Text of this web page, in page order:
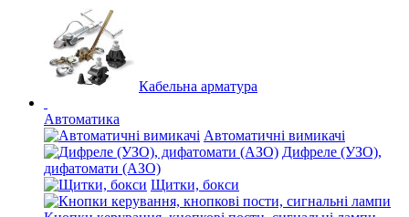
Кабельна арматура
Автоматика
Автоматичні вимикачі
Дифреле (УЗО),
дифатомати (АЗО)
Щитки, бокси